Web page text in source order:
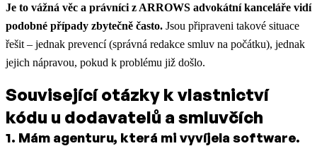
Je to vážná věc a právníci z ARROWS advokátní kanceláře vidí
podobné případy zbytečně často. Jsou připraveni takové situace
řešit – jednak prevencí (správná redakce smluv na počátku), jednak
jejich nápravou, pokud k problému již došlo.
Související otázky k vlastnictví
kódu u dodavatelů a smluvčích
1. Mám agenturu, která mi vyvíjela software.